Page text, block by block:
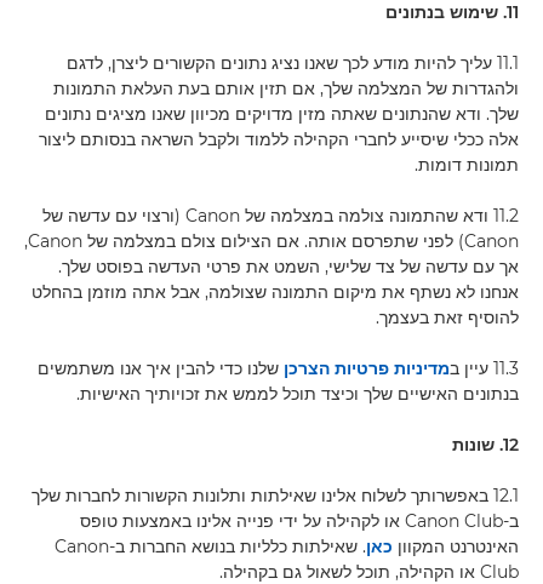
11. שימוש בנתונים
11.1 עליך להיות מודע לכך שאנו נציג נתונים הקשורים ליצרן, לדגם
ולהגדרות של המצלמה שלך, אם תזין אותם בעת העלאת התמונות
שלך. ודא שהנתונים שאתה מזין מדויקים מכיוון שאנו מציגים נתונים
אלה ככלי שיסייע לחברי הקהילה ללמוד ולקבל השראה בנסותם ליצור
תמונות דומות.
11.2 ודא שהתמונה צולמה במצלמה של Canon (ורצוי עם עדשה של
Canon) לפני שתפרסם אותה. אם הצילום צולם במצלמה של Canon,
אך עם עדשה של צד שלישי, השמט את פרטי העדשה בפוסט שלך.
אנחנו לא נשתף את מיקום התמונה שצולמה, אבל אתה מוזמן בהחלט
להוסיף זאת בעצמך.
11.3 עיין ב מדיניות פרטיות הצרכן שלנו כדי להבין איך אנו משתמשים
בנתונים האישיים שלך וכיצד תוכל לממש את זכויותיך האישיות.
12. שונות
12.1 באפשרותך לשלוח אלינו שאילתות ותלונות הקשורות לחברות שלך
ב-Canon Club או לקהילה על ידי פנייה אלינו באמצעות טופס
האינטרנט המקוון כאן
. שאילתות כלליות בנושא החברות ב-Canon
Club או הקהילה, תוכל לשאול גם בקהילה.